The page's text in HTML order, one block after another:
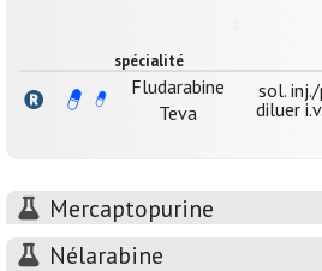
spécialité
Fludarabine
Teva
sol.
diluer
Mercaptopurine
Nélarabine